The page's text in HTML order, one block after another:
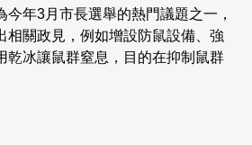
年3月市長選舉的熱門議題之一，
相關政見，例如增設防鼠設備、強
乾冰讓鼠群窒息，目的在抑制鼠群